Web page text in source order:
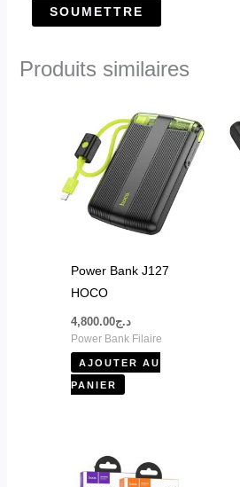
Produits similaires
Power Bank J127
HOCO
د.ج4,800.00
Power Bank Filaire
AJOUTER AU
PANIER
produit